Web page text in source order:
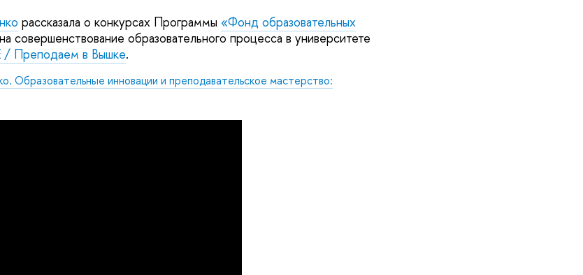
рассказала о конкурсах Программы «Фонд образовательных
совершенствование образовательного процесса в университете
/ Преподаем в Вышке.
Образовательные инновации и преподавательское мастерство: